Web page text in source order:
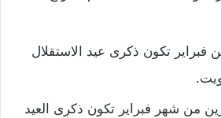
فبراير تكون ذكرى عيد الاستقلال
من شهر فبراير تكون ذكرى العيد